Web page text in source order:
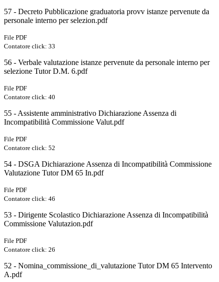
57 - Decreto Pubblicazione graduatoria provv istanze pervenute da
personale interno per selezion.pdf
File PDF
Contatore click: 33
56 - Verbale valutazione istanze pervenute da personale interno per
selezione Tutor D.M. 6.pdf
File PDF
Contatore click: 40
55 - Assistente amministrativo Dichiarazione Assenza di
Incompatibilità Commissione Valut.pdf
File PDF
Contatore click: 52
54 - DSGA Dichiarazione Assenza di Incompatibilità Commissione
Valutazione Tutor DM 65 In.pdf
File PDF
Contatore click: 46
53 - Dirigente Scolastico Dichiarazione Assenza di Incompatibilità
Commissione Valutazion.pdf
File PDF
Contatore click: 26
52 - Nomina_commissione_di_valutazione Tutor DM 65 Intervento
A.pdf